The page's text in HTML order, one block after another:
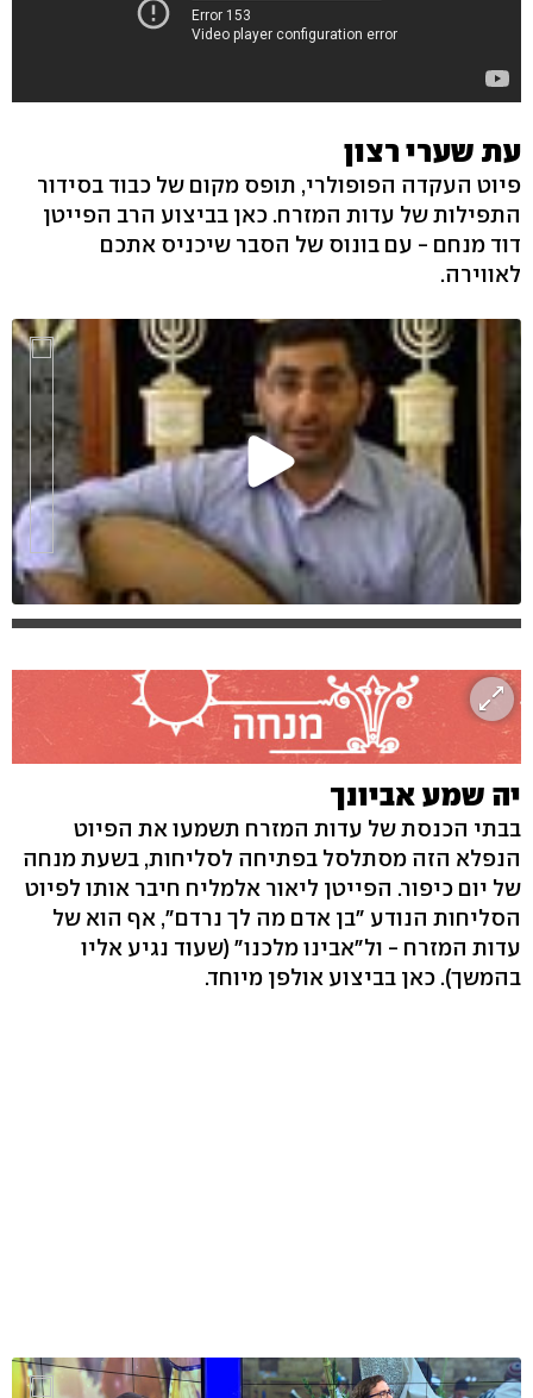
עת שערי רצון
פיוט העקדה הפופולרי, תופס מקום של כבוד בסידור
התפילות של עדות המזרח. כאן בביצוע הרב הפייטן
דוד מנחם - עם בונוס של הסבר שיכניס אתכם
לאווירה.
יה שמע אביונך
בבתי הכנסת של עדות המזרח תשמעו את הפיוט
הנפלא הזה מסתלסל בפתיחה לסליחות, בשעת מנחה
של יום כיפור. הפייטן ליאור אלמליח חיבר אותו לפיוט
הסליחות הנודע "בן אדם מה לך נרדם", אף הוא של
עדות המזרח - ול"אבינו מלכנו" (שעוד נגיע אליו
בהמשך). כאן בביצוע אולפן מיוחד.